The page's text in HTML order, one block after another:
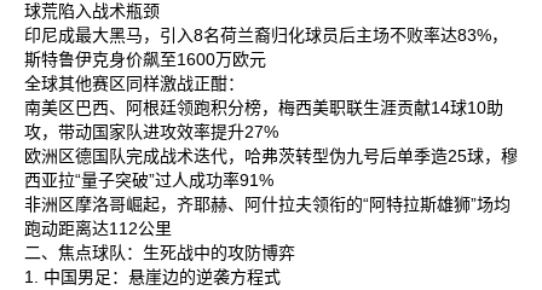
球荒陷入战术瓶颈‌
印尼‌成最大黑马，引入8名荷兰裔归化球员后主场不败率达83%，
斯特鲁伊克身价飙至1600万欧元‌
全球其他赛区同样激战正酣：
南美区‌巴西、阿根廷领跑积分榜，梅西美职联生涯贡献14球10助
攻，带动国家队进攻效率提升27%‌
欧洲区‌德国队完成战术迭代，哈弗茨转型伪九号后单季造25球，穆
西亚拉“量子突破”过人成功率91%‌
非洲区‌摩洛哥崛起，齐耶赫、阿什拉夫领衔的“阿特拉斯雄狮”场均
跑动距离达112公里‌
二、焦点球队：生死战中的攻防博弈
1. 中国男足：悬崖边的逆袭方程式